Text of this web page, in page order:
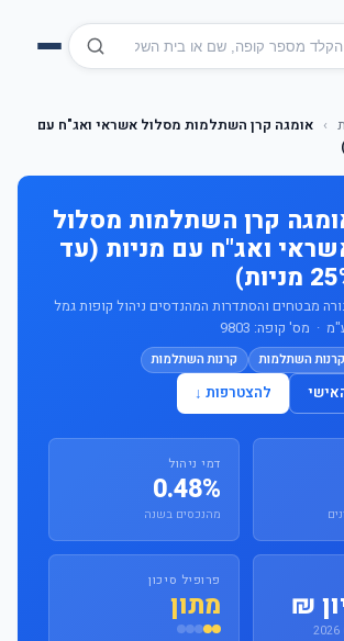
› אומגה קרן השתלמות מסלול אשראי ואג"ח עם
קרן השתלמות מסלול
ואג"ח עם מניות (עד
מניות)
מבטחים והסתדרות המהנדסים ניהול קופות גמל
· מס' קופה: 9803
קרנות השתלמות קרנות השתלמות
להצטרפות ↓
דמי ניהול
0.48%
מהנכסים בשנה
פרופיל סיכון
מתון